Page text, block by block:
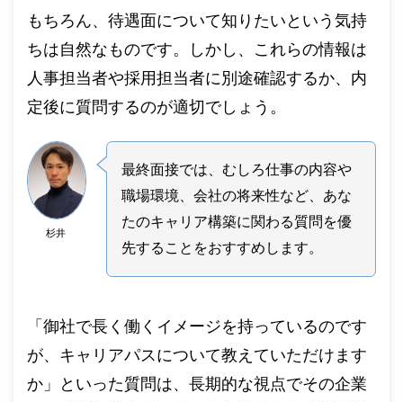
もちろん、待遇面について知りたいという気持
ちは自然なものです。しかし、これらの情報は
人事担当者や採用担当者に別途確認するか、内
定後に質問するのが適切でしょう。
杉井
最終面接では、むしろ仕事の内容や
職場環境、会社の将来性など、あな
たのキャリア構築に関わる質問を優
先することをおすすめします。
「御社で長く働くイメージを持っているのです
が、キャリアパスについて教えていただけます
か」といった質問は、長期的な視点でその企業